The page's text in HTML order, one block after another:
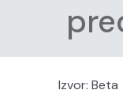
Izvor: Beta